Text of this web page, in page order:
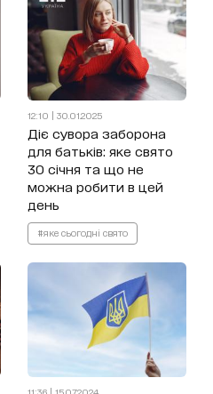
12:10 | 30.01.2025
Діє сувора заборона
для батьків: яке свято
30 січня та що не
можна робити в цей
день
#яке сьогодні свято
11:36 | 15.07.2024